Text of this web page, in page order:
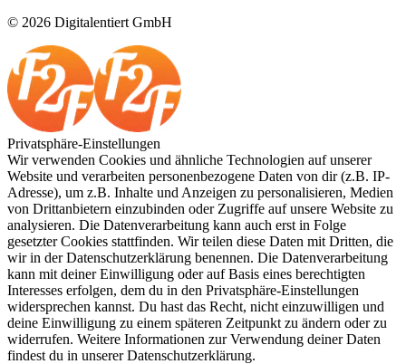
© 2026 Digitalentiert GmbH
Privatsphäre-Einstellungen
Wir verwenden Cookies und ähnliche Technologien auf unserer
Website und verarbeiten personenbezogene Daten von dir (z.B. IP-
Adresse), um z.B. Inhalte und Anzeigen zu personalisieren, Medien
von Drittanbietern einzubinden oder Zugriffe auf unsere Website zu
analysieren. Die Datenverarbeitung kann auch erst in Folge
gesetzter Cookies stattfinden. Wir teilen diese Daten mit Dritten, die
wir in der Datenschutzerklärung benennen. Die Datenverarbeitung
kann mit deiner Einwilligung oder auf Basis eines berechtigten
Interesses erfolgen, dem du in den Privatsphäre-Einstellungen
widersprechen kannst. Du hast das Recht, nicht einzuwilligen und
deine Einwilligung zu einem späteren Zeitpunkt zu ändern oder zu
widerrufen. Weitere Informationen zur Verwendung deiner Daten
findest du in unserer Datenschutzerklärung.